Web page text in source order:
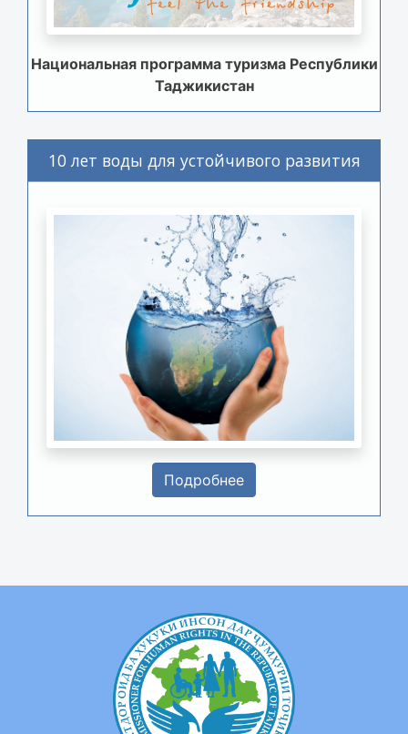
Национальная программа туризма Республики
Таджикистан
10 лет воды для устойчивого развития
Подробнее